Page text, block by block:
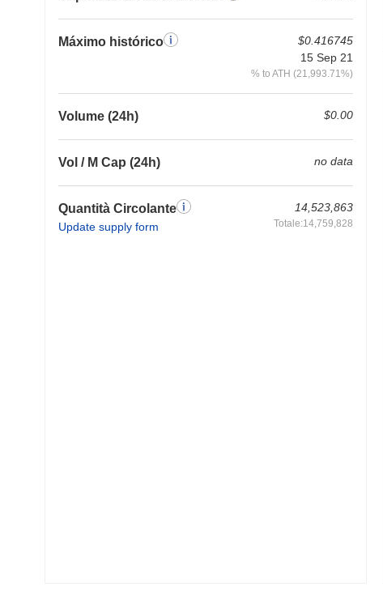
Máximo histórico
$0.416745
15 Sep 21
% to ATH (21,993.71%)
Volume (24h) $0.00
Vol / M Cap (24h) no data
Quantità Circolante
Update supply form
14,523,863
Totale:14,759,828